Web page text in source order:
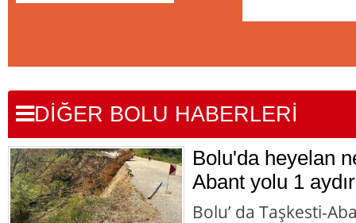
DİĞER BOLU HABERLERİ
Bolu'da heyelan
Abant yolu 1
Bolu’ da Taşkesti-